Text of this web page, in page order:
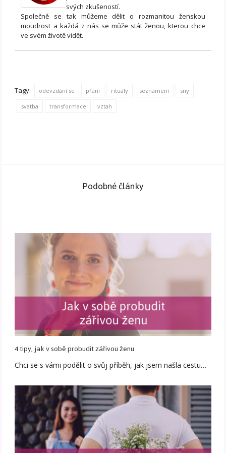
svých zkušeností.
Společně se tak můžeme dělit o rozmanitou ženskou
moudrost a každá z nás se může stát ženou, kterou chce
ve svém životě vidět.
Tagy: odevzdání se přání rituály seznámení sny
svatba transformace vztah
Podobné články
4 tipy, jak v sobě probudit zářivou ženu
Chci se s vámi podělit o svůj příběh, jak jsem našla cestu…